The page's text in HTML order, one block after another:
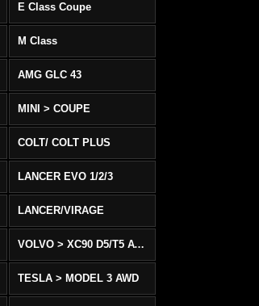
E Class Coupe
M Class
AMG GLC 43
MINI > COUPE
COLT/ COLT PLUS
LANCER EVO 1/2/3
LANCER/VIRAGE
VOLVO > XC90 D5/T5 AWD
TESLA > MODEL 3 AWD